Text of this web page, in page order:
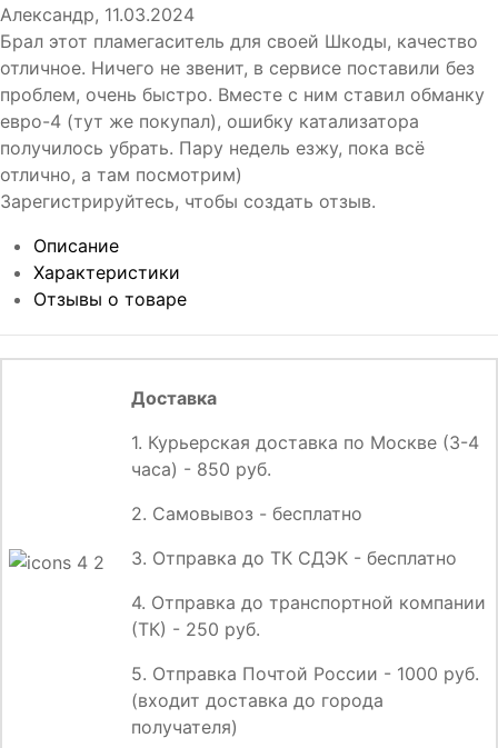
Александр, 11.03.2024
Брал этот пламегаситель для своей Шкоды, качество
отличное. Ничего не звенит, в сервисе поставили без
проблем, очень быстро. Вместе с ним ставил обманку
евро-4 (тут же покупал), ошибку катализатора
получилось убрать. Пару недель езжу, пока всё
отлично, а там посмотрим)
Зарегистрируйтесь, чтобы создать отзыв.
Описание
Характеристики
Отзывы о товаре
Доставка
1. Курьерская доставка по Москве (3-4
часа) - 850 руб.
2. Самовывоз - бесплатно
3. Отправка до ТК СДЭК - бесплатно
4. Отправка до транспортной компании
(ТК) - 250 руб.
5. Отправка Почтой России - 1000 руб.
(входит доставка до города
получателя)